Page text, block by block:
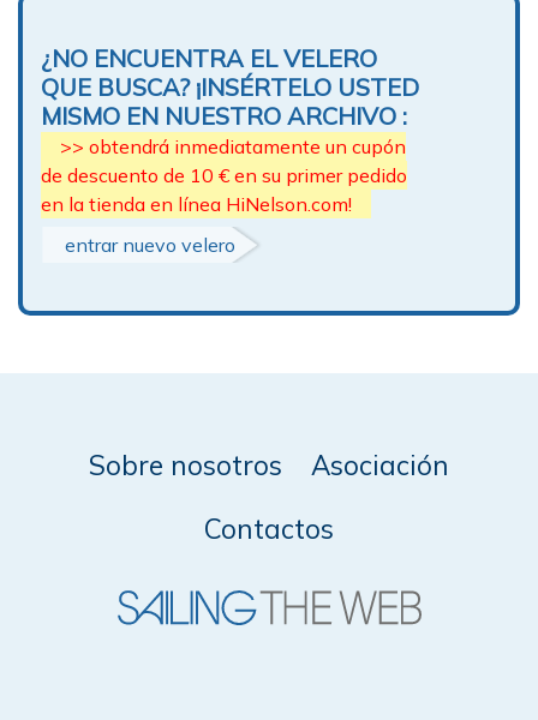
¿NO ENCUENTRA EL VELERO
QUE BUSCA? ¡INSÉRTELO USTED
MISMO EN NUESTRO ARCHIVO :
>> obtendrá inmediatamente un cupón
de descuento de 10 € en su primer pedido
en la tienda en línea HiNelson.com!
entrar nuevo velero
Sobre nosotros
Asociación
Contactos